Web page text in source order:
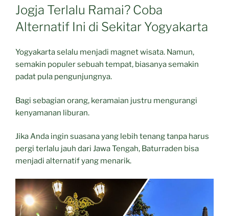
ON
Jogja Terlalu Ramai? Coba
Alternatif Ini di Sekitar Yogyakarta
Yogyakarta selalu menjadi magnet wisata. Namun,
semakin populer sebuah tempat, biasanya semakin
padat pula pengunjungnya.
Bagi sebagian orang, keramaian justru mengurangi
kenyamanan liburan.
Jika Anda ingin suasana yang lebih tenang tanpa harus
pergi terlalu jauh dari Jawa Tengah, Baturraden bisa
menjadi alternatif yang menarik.